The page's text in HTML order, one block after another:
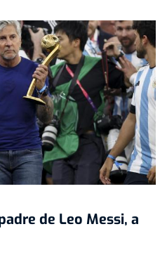
de Leo Messi, a